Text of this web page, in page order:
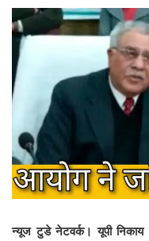
न्यूज टुडे नेटवर्क। यूपी निकाय